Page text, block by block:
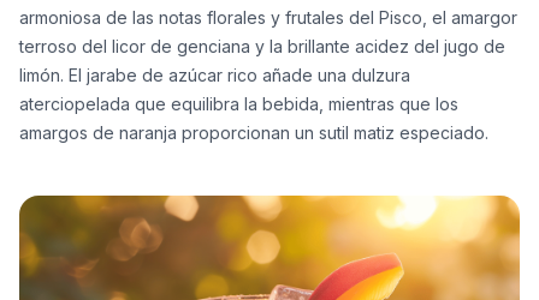
armoniosa de las notas florales y frutales del Pisco, el amargor
terroso del licor de genciana y la brillante acidez del jugo de
limón. El jarabe de azúcar rico añade una dulzura
aterciopelada que equilibra la bebida, mientras que los
amargos de naranja proporcionan un sutil matiz especiado.